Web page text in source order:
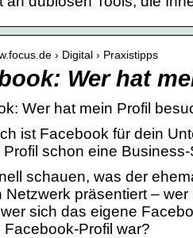
› Digital › Praxistipps
Wer hat
Wer hat mein Profil
ist Facebook für dein
Profil schon eine
schauen, was der
Netzwerk präsentiert –
sich das eigene
Facebook-Profil war?